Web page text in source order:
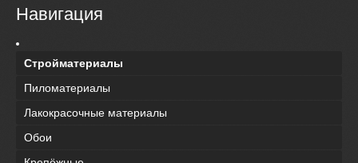
Навигация
Стройматериалы
Пиломатериалы
Лакокрасочные материалы
Обои